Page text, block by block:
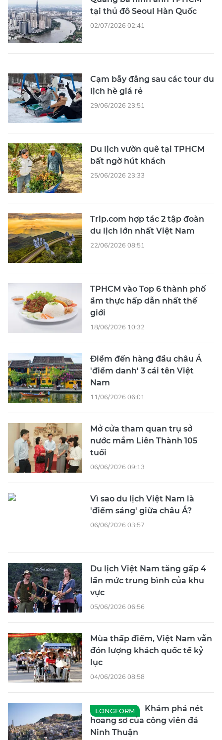
tại thủ đô Seoul Hàn Quốc
02/07/2026 02:41
Cạm bẫy đằng sau các tour du
lịch hè giá rẻ
29/06/2026 23:51
Du lịch vườn quê tại TPHCM
bất ngờ hút khách
25/06/2026 23:33
Trip.com hợp tác 2 tập đoàn
du lịch lớn nhất Việt Nam
22/06/2026 08:51
TPHCM vào Top 6 thành phố
ẩm thực hấp dẫn nhất thế
giới
18/06/2026 10:32
Điểm đến hàng đầu châu Á
'điểm danh' 3 cái tên Việt
Nam
11/06/2026 06:01
Mở cửa tham quan trụ sở
nước mắm Liên Thành 105
tuổi
06/06/2026 09:13
Vì sao du lịch Việt Nam là
'điểm sáng' giữa châu Á?
06/06/2026 03:57
Du lịch Việt Nam tăng gấp 4
lần mức trung bình của khu
vực
05/06/2026 06:56
Mùa thấp điểm, Việt Nam vẫn
đón lượng khách quốc tế kỷ
lục
04/06/2026 08:58
LONGFORM
Khám phá nét
hoang sơ của công viên đá
Ninh Thuận